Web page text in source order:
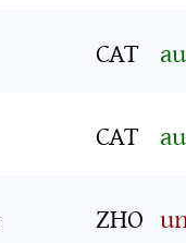
CAT
CAT
ZHO